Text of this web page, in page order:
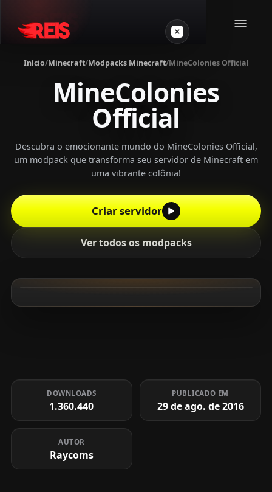
Minecraft
Outros jogos
VPS Gamer
Início/Minecraft/Modpacks Minecraft/MineColonies Official
MineColonies
Official
Descubra o emocionante mundo do MineColonies Official,
um modpack que transforma seu servidor de Minecraft em
uma vibrante colônia!
Criar servidor
Ver todos os modpacks
DOWNLOADS
1.360.440
PUBLICADO EM
29 de ago. de 2016
AUTOR
Raycoms